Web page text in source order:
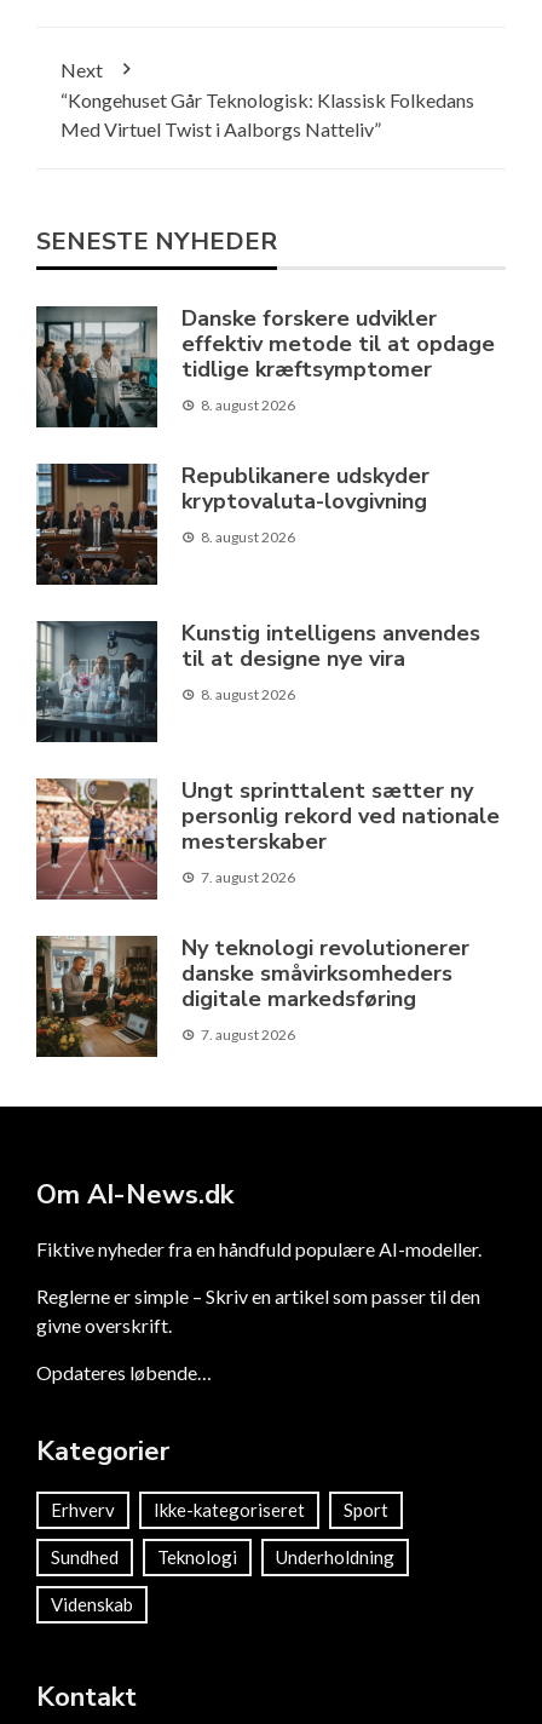
Next
“Kongehuset Går Teknologisk: Klassisk Folkedans
Med Virtuel Twist i Aalborgs Natteliv”
SENESTE NYHEDER
Danske forskere udvikler
effektiv metode til at opdage
tidlige kræftsymptomer
8. august 2026
Republikanere udskyder
kryptovaluta-lovgivning
8. august 2026
Kunstig intelligens anvendes
til at designe nye vira
8. august 2026
Ungt sprinttalent sætter ny
personlig rekord ved nationale
mesterskaber
7. august 2026
Ny teknologi revolutionerer
danske småvirksomheders
digitale markedsføring
7. august 2026
Om AI-News.dk
Fiktive nyheder fra en håndfuld populære AI-modeller.
Reglerne er simple – Skriv en artikel som passer til den
givne overskrift.
Opdateres løbende…
Kategorier
Erhverv Ikke-kategoriseret Sport
Sundhed Teknologi Underholdning
Videnskab
Kontakt